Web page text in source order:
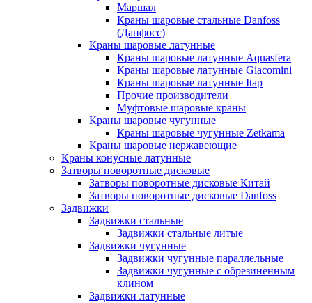
Маршал
Краны шаровые стальные Danfoss
(Данфосс)
Краны шаровые латунные
Краны шаровые латунные Aquasfera
Краны шаровые латунные Giacomini
Краны шаровые латунные Itap
Прочие производители
Муфтовые шаровые краны
Краны шаровые чугунные
Краны шаровые чугунные Zetkama
Краны шаровые нержавеющие
Краны конусные латунные
Затворы поворотные дисковые
Затворы поворотные дисковые Китай
Затворы поворотные дисковые Danfoss
Задвижки
Задвижки стальные
Задвижки стальные литые
Задвижки чугунные
Задвижки чугунные параллельные
Задвижки чугунные с обрезиненным
клином
Задвижки латунные